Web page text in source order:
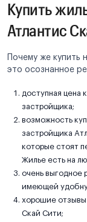
Купить
Атлантис
Почему же
это осознанное
доступная цена
застройщика;
возможность
застройщика
которые стоят
Жилье есть на
очень выгодное
имеющей
хорошие отзывы
Скай Сити;